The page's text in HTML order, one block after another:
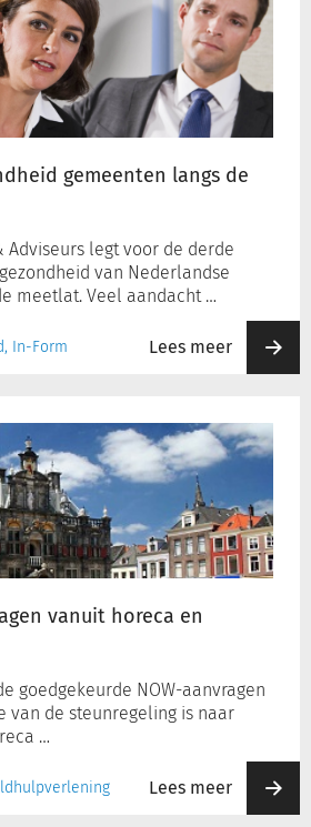
gemeenten langs de
Adviseurs legt voor de derde
van Nederlandse
meetlat. Veel aandacht …
In-Form Lees meer
vanuit horeca en
goedgekeurde NOW-aanvragen
van de steunregeling is naar
…
Lees meer